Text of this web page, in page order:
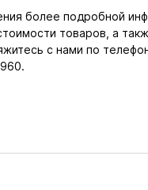
более подробной
товаров, а
с нами по